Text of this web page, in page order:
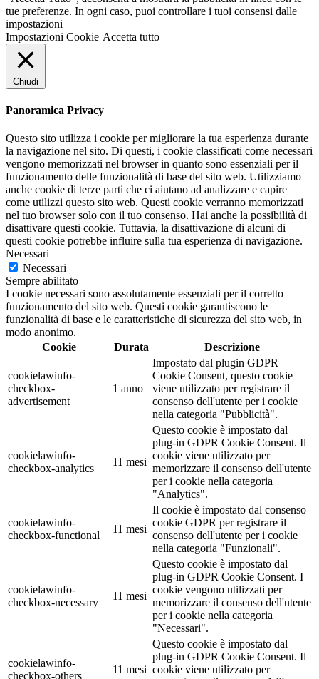
tue preferenze. In ogni caso, puoi controllare i tuoi consensi dalle
impostazioni
Impostazioni Cookie Accetta tutto
Chiudi
Panoramica Privacy
Questo sito utilizza i cookie per migliorare la tua esperienza durante
la navigazione nel sito. Di questi, i cookie classificati come necessari
vengono memorizzati nel browser in quanto sono essenziali per il
funzionamento delle funzionalità di base del sito web. Utilizziamo
anche cookie di terze parti che ci aiutano ad analizzare e capire
come utilizzi questo sito web. Questi cookie verranno memorizzati
nel tuo browser solo con il tuo consenso. Hai anche la possibilità di
disattivare questi cookie. Tuttavia, la disattivazione di alcuni di
questi cookie potrebbe influire sulla tua esperienza di navigazione.
Necessari
Necessari
Sempre abilitato
I cookie necessari sono assolutamente essenziali per il corretto
funzionamento del sito web. Questi cookie garantiscono le
funzionalità di base e le caratteristiche di sicurezza del sito web, in
modo anonimo.
Cookie
Durata Descrizione
cookielawinfo-
checkbox-
advertisement
1 anno
Impostato dal plugin GDPR
Cookie Consent, questo cookie
viene utilizzato per registrare il
consenso dell'utente per i cookie
nella categoria "Pubblicità".
cookielawinfo-
checkbox-analytics
11 mesi
Questo cookie è impostato dal
plug-in GDPR Cookie Consent. Il
cookie viene utilizzato per
memorizzare il consenso dell'utente
per i cookie nella categoria
"Analytics".
cookielawinfo-
checkbox-functional
11 mesi
Il cookie è impostato dal consenso
cookie GDPR per registrare il
consenso dell'utente per i cookie
nella categoria "Funzionali".
cookielawinfo-
checkbox-necessary
11 mesi
Questo cookie è impostato dal
plug-in GDPR Cookie Consent. I
cookie vengono utilizzati per
memorizzare il consenso dell'utente
per i cookie nella categoria
"Necessari".
cookielawinfo-
checkbox-others
11 mesi
Questo cookie è impostato dal
plug-in GDPR Cookie Consent. Il
cookie viene utilizzato per